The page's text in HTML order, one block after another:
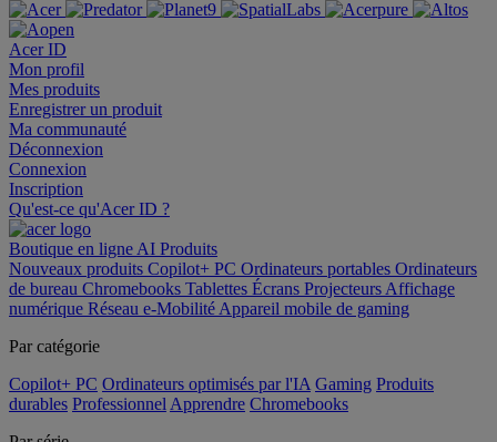
Acer ID
Mon profil
Mes produits
Enregistrer un produit
Ma communauté
Déconnexion
Connexion
Inscription
Qu'est-ce qu'Acer ID ?
Boutique en ligne AI Produits
Nouveaux produits Copilot+ PC Ordinateurs portables Ordinateurs
de bureau Chromebooks Tablettes Écrans Projecteurs Affichage
numérique Réseau e-Mobilité Appareil mobile de gaming
Par catégorie
Copilot+ PC Ordinateurs optimisés par l'IA Gaming Produits
durables Professionnel Apprendre Chromebooks